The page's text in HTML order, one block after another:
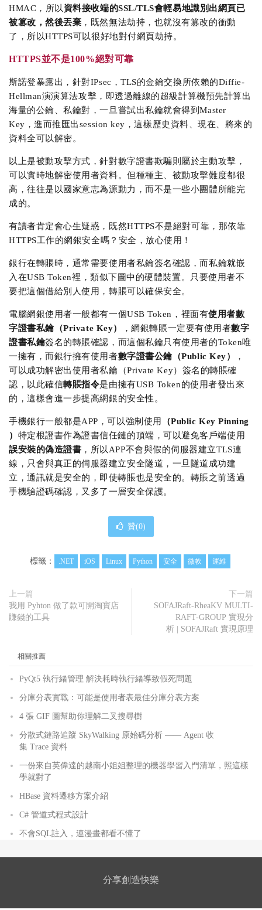
HMAC，所以 資料接收端的SSL/TLS會輕易地識別出網頁已
被篡改，然後丟棄 ，既然無法劫持，也就沒有篡改的衝動
了，所以HTTPS可以很好地對付網頁劫持。
HTTPS並不是100%絕對可靠
斯諾登暴露出，針對IPsec，TLS的金鑰交換所依賴的Diffie-
Hellman演演算法攻擊，即透過離線的超級計算機預先計算出
海量的公鑰、私鑰對，一旦嘗試出私鑰就會得到Master
Key，進而推匯出session key，這樣歷史資料、現在、將來的
資料全可以解密。
以上是被動攻擊方式，針對數字證書欺騙則屬於主動攻擊，
可以實時地解密使用者資料。但種種主、被動攻擊難度都很
高，往往是以國家意志為源動力，而不是一些小團體所能完
成的。
有讀者肯定會心生疑惑，既然HTTPS不是絕對可靠，那依靠
HTTPS工作的網銀安全嗎？安全，放心使用！
銀行在轉賬時，通常需要使用者私鑰簽名確認，而私鑰就嵌
入在USB Token裡，類似下圖中的硬體裝置。只要使用者不
要把這個借給別人使用，轉賬可以確保安全。
電腦網銀使用者一般都有一個USB Token，裡面有使用者數
字證書私鑰（Private Key）
，網銀轉賬一定要有使用者數字
證書私鑰簽名的轉賬確認，而這個私鑰只有使用者的Token唯
一擁有，而銀行擁有使用者數字證書公鑰（Public Key）
，
可以成功解密出使用者私鑰（Private Key）簽名的轉賬確
認，以此確信轉賬指令是由擁有USB Token的使用者發出來
的，這樣會進一步提高網銀的安全性。
手機銀行一般都是APP，可以強制使用
（Public Key Pinning
） 特定根證書作為證書信任鏈的頂端，可以避免客戶端使用
誤安裝的偽造證書 ，所以APP不會與假的伺服器建立TLS連
線，只會與真正的伺服器建立安全隧道，一旦隧道成功建
立，通訊就是安全的，即使轉賬也是安全的。轉賬之前透過
手機驗證碼確認，又多了一層安全保護。
贊(0)
標籤： .NET iOS Linux Python 安全 微軟 運維
上一篇
我用 Pyhton 做了款可開淘寶店
賺錢的工具
下一篇
SOFAJRaft-RheaKV MULTI-
RAFT-GROUP 實現分
析 | SOFAJRaft 實現原理
相關推薦
PyQt5 執行緒管理 解決耗時執行緒導致假死問題
分庫分表實戰：可能是使用者表最佳分庫分表方案
4 張 GIF 圖幫助你理解二叉搜尋樹
分散式鏈路追蹤 SkyWalking 原始碼分析 —— Agent 收
集 Trace 資料
一份來自英偉達的越南小姐姐整理的機器學習入門清單，照這樣
學就對了
HBase 資料遷移方案介紹
C# 管道式程式設計
不會SQL註入，連漫畫都看不懂了
分享創造快樂